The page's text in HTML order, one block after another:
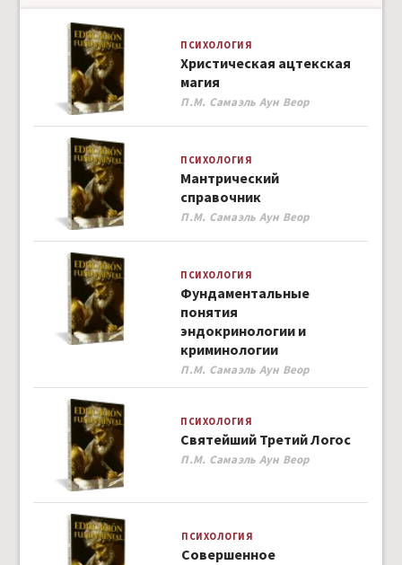
ПСИХОЛОГИЯ
Христическая ацтекская
магия
Author
П.М. Самаэль Аун Веор
ПСИХОЛОГИЯ
Мантрический
справочник
Author
П.М. Самаэль Аун Веор
ПСИХОЛОГИЯ
Фундаментальные
понятия
эндокринологии и
криминологии
Author
П.М. Самаэль Аун Веор
ПСИХОЛОГИЯ
Святейший Третий Логос
Author
П.М. Самаэль Аун Веор
ПСИХОЛОГИЯ
Совершенное